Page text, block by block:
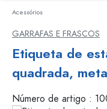
Acessórios
GARRAFAS E FRASCOS
Etiqueta de
quadrada,
Número de artigo :